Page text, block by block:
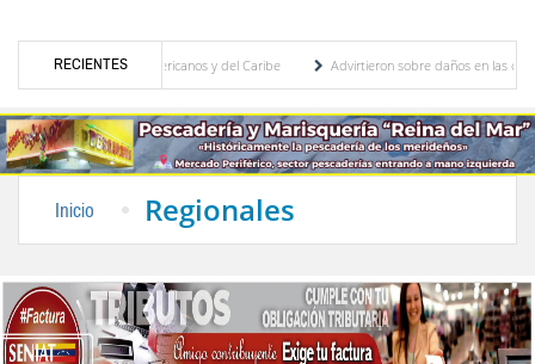
RECIENTES
Juegos Centroamericanos y del Caribe
Advirtieron sobre daños en las cosechas
Inicio Regionales